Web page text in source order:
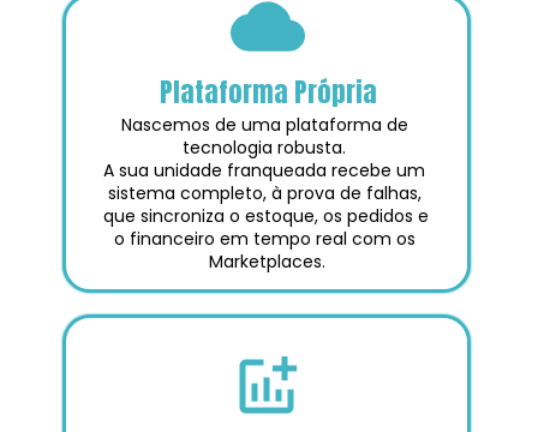
Plataforma Própria
Nascemos de uma plataforma de
tecnologia robusta.
A sua unidade franqueada recebe um
sistema completo, à prova de falhas,
que sincroniza o estoque, os pedidos e
o financeiro em tempo real com os
Marketplaces.